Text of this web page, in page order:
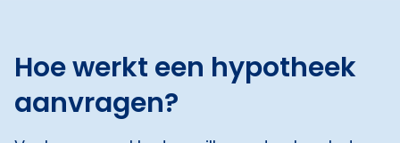
Hoe werkt een hypotheek
aanvragen?